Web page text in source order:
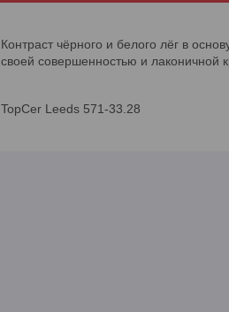
Контраст чёрного и белого лёг в
своей совершенностью и лаконичной
TopCer Leeds 571-33.28